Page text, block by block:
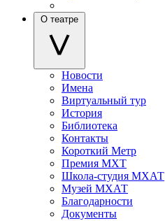
О театре
Новости
Имена
Виртуальный тур
История
Библиотека
Контакты
Короткий Метр
Премия МХТ
Школа-студия МХАТ
Музей МХАТ
Благодарности
Документы